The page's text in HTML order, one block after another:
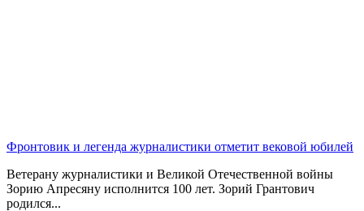
Фронтовик и легенда журналистики отметит вековой юбилей
Ветерану журналистики и Великой Отечественной войны
Зорию Апресяну исполнится 100 лет. Зорий Грантович
родился...